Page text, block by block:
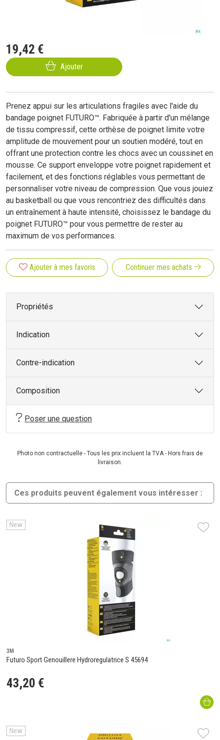
19,42 €
Ajouter
Prenez appui sur les articulations fragiles avec l'aide du
bandage poignet FUTURO™. Fabriquée à partir d'un mélange
de tissu compressif, cette orthèse de poignet limite votre
amplitude de mouvement pour un soutien modéré, tout en
offrant une protection contre les chocs avec un coussinet en
mousse. Ce support enveloppe votre poignet rapidement et
facilement, et des fonctions réglables vous permettant de
personnaliser votre niveau de compression. Que vous jouiez
au basketball ou que vous rencontriez des difficultés dans
un entraînement à haute intensité, choisissez le bandage du
poignet FUTURO™ pour vous permettre de rester au
maximum de vos performances.
Ajouter à mes favoris Continuer mes achats
Propriétés
Indication
Contre-indication
Composition
Poser une question
Photo non contractuelle - Tous les prix incluent la TVA - Hors frais de
livraison.
Ces produits peuvent également vous intéresser :
New
3M
Futuro Sport Genouillere Hydroregulatrice S 45694
43,20 €
New